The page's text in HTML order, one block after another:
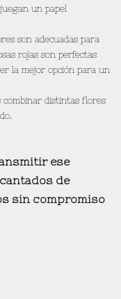
un papel
son adecuadas para
rojas son perfectas
la mejor opción para un
combinar distintas flores
ese
de
sin compromiso